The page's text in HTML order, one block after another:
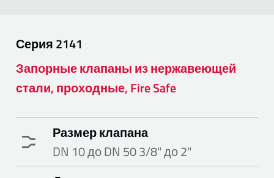
Серия2141
Запорные клапаны из нержавеющей
стали, проходные, Fire Safe
Размер клапана
DN 10 до DN 50 3/8" до 2"